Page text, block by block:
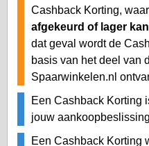
Cashback Korting,
afgekeurd of lager
dat geval wordt de
basis van het deel van
Spaarwinkelen.nl
Een Cashback Korting
jouw
Een Cashback Korting